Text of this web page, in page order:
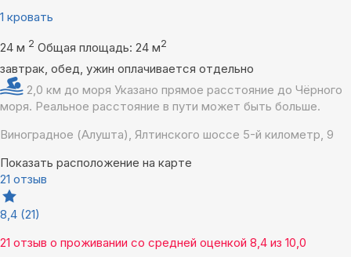
1 кровать
24 м 2 Общая площадь: 24 м2
завтрак, обед, ужин оплачивается отдельно
2,0 км до моря Указано прямое расстояние до Чёрного
моря. Реальное расстояние в пути может быть больше.
Виноградное (Алушта), Ялтинского шоссе 5-й километр, 9
Показать расположение на карте
21 отзыв
8,4 (21)
21 отзыв о проживании со средней оценкой 8,4 из 10,0